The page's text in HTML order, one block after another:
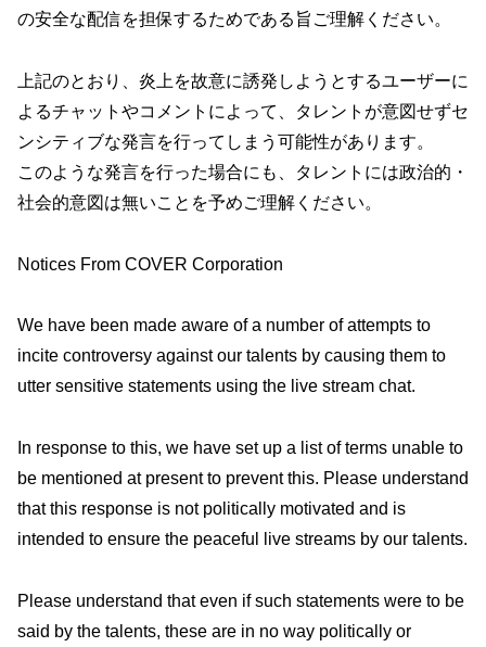
の安全な配信を担保するためである旨ご理解ください。
上記のとおり、炎上を故意に誘発しようとするユーザーに
よるチャットやコメントによって、タレントが意図せずセ
ンシティブな発言を行ってしまう可能性があります。
このような発言を行った場合にも、タレントには政治的・
社会的意図は無いことを予めご理解ください。
Notices From COVER Corporation
We have been made aware of a number of attempts to
incite controversy against our talents by causing them to
utter sensitive statements using the live stream chat.
In response to this, we have set up a list of terms unable to
be mentioned at present to prevent this. Please understand
that this response is not politically motivated and is
intended to ensure the peaceful live streams by our talents.
Please understand that even if such statements were to be
said by the talents, these are in no way politically or